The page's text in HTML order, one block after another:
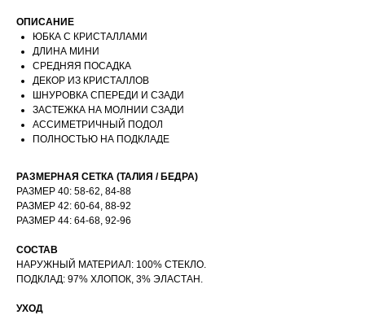
ОПИСАНИЕ
ЮБКА С КРИСТАЛЛАМИ
ДЛИНА МИНИ
СРЕДНЯЯ ПОСАДКА
ДЕКОР ИЗ КРИСТАЛЛОВ
ШНУРОВКА СПЕРЕДИ И СЗАДИ
ЗАСТЕЖКА НА МОЛНИИ СЗАДИ
АССИМЕТРИЧНЫЙ ПОДОЛ
ПОЛНОСТЬЮ НА ПОДКЛАДЕ
РАЗМЕРНАЯ СЕТКА (ТАЛИЯ / БЕДРА)
РАЗМЕР 40: 58-62, 84-88
РАЗМЕР 42: 60-64, 88-92
РАЗМЕР 44: 64-68, 92-96
СОСТАВ
НАРУЖНЫЙ МАТЕРИАЛ: 100% СТЕКЛО.
ПОДКЛАД: 97% ХЛОПОК, 3% ЭЛАСТАН.
УХОД